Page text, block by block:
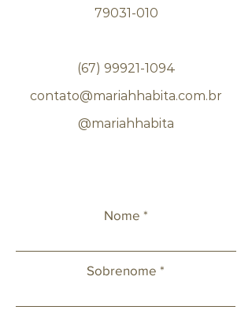
79031-010
(67) 99921-1094
contato@mariahhabita.com.br
@mariahhabita
Nome
Sobrenome